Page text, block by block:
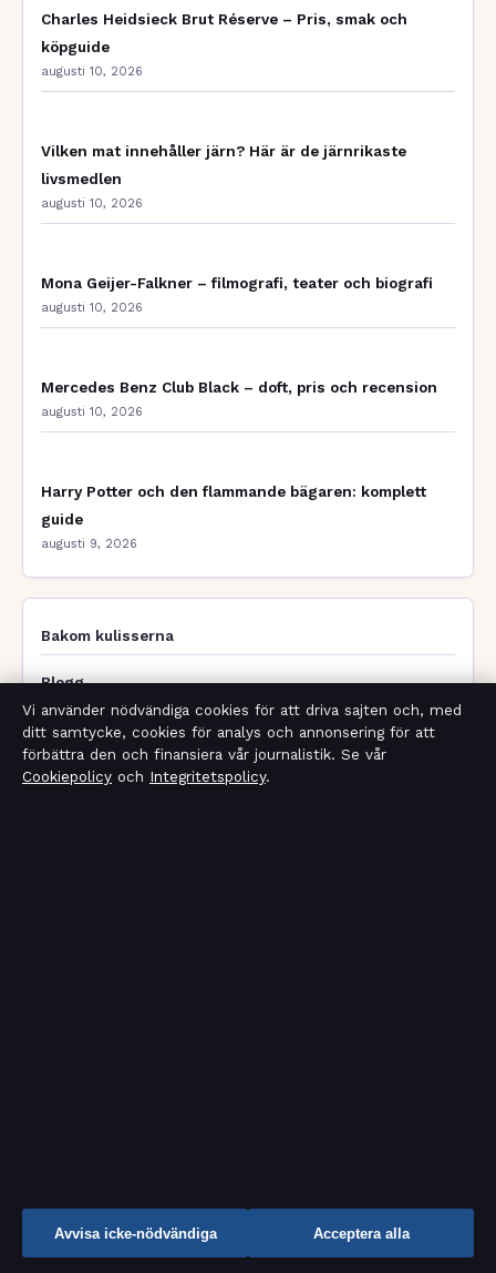
Charles Heidsieck Brut Réserve – Pris, smak och
köpguide
augusti 10, 2026
Vilken mat innehåller järn? Här är de järnrikaste
livsmedlen
augusti 10, 2026
Mona Geijer-Falkner – filmografi, teater och biografi
augusti 10, 2026
Mercedes Benz Club Black – doft, pris och recension
augusti 10, 2026
Harry Potter och den flammande bägaren: komplett
guide
augusti 9, 2026
Bakom kulisserna
Blogg
Branschnyheter
Digital
Sport
Vi använder nödvändiga cookies för att driva sajten och, med
ditt samtycke, cookies för analys och annonsering för att
förbättra den och finansiera vår journalistik. Se vår
Cookiepolicy och Integritetspolicy.
Avvisa icke-nödvändiga Acceptera alla